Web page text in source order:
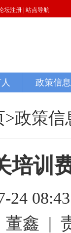
>政策信
培训
24
董鑫 |